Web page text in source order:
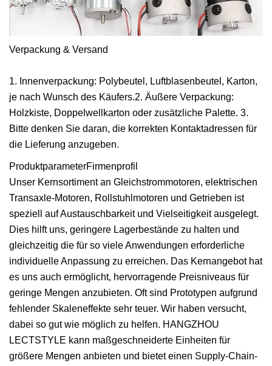
Verpackung & Versand
1. Innenverpackung: Polybeutel, Luftblasenbeutel, Karton,
je nach Wunsch des Käufers.2. Äußere Verpackung:
Holzkiste, Doppelwellkarton oder zusätzliche Palette. 3.
Bitte denken Sie daran, die korrekten Kontaktadressen für
die Lieferung anzugeben.
ProduktparameterFirmenprofil
Unser Kernsortiment an Gleichstrommotoren, elektrischen
Transaxle-Motoren, Rollstuhlmotoren und Getrieben ist
speziell auf Austauschbarkeit und Vielseitigkeit ausgelegt.
Dies hilft uns, geringere Lagerbestände zu halten und
gleichzeitig die für so viele Anwendungen erforderliche
individuelle Anpassung zu erreichen. Das Kernangebot hat
es uns auch ermöglicht, hervorragende Preisniveaus für
geringe Mengen anzubieten. Oft sind Prototypen aufgrund
fehlender Skaleneffekte sehr teuer. Wir haben versucht,
dabei so gut wie möglich zu helfen. HANGZHOU
LECTSTYLE kann maßgeschneiderte Einheiten für
größere Mengen anbieten und bietet einen Supply-Chain-